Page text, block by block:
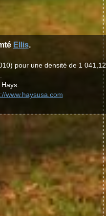
Ellis.
pour une densité de 1 041,12
www.haysusa.com